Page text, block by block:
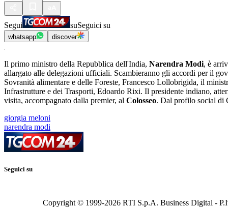
Segui suSeguici su
whatsapp discover
Il primo ministro della Repubblica dell'India, Narendra Modi, è
allargato alle delegazioni ufficiali. Scambieranno gli accordi per il
Sovranità alimentare e delle Foreste, Francesco Lollobrigida, il
Infrastrutture e dei Trasporti, Edoardo Rixi. Il presidente indiano,
visita, accompagnato dalla premier, al Colosseo. Dal profilo social di
giorgia meloni
narendra modi
Seguici su
Copyright © 1999-2026 RTI S.p.A. Business Digital -